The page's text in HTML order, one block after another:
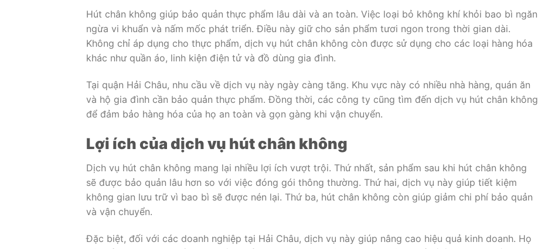
Hút chân không giúp bảo quản thực phẩm lâu dài và an toàn. Việc loại bỏ không khí khỏi bao bì ngăn
ngừa vi khuẩn và nấm mốc phát triển. Điều này giữ cho sản phẩm tươi ngon trong thời gian dài.
Không chỉ áp dụng cho thực phẩm, dịch vụ hút chân không còn được sử dụng cho các loại hàng hóa
khác như quần áo, linh kiện điện tử và đồ dùng gia đình.
Tại quận Hải Châu, nhu cầu về dịch vụ này ngày càng tăng. Khu vực này có nhiều nhà hàng, quán ăn
và hộ gia đình cần bảo quản thực phẩm. Đồng thời, các công ty cũng tìm đến dịch vụ hút chân không
để đảm bảo hàng hóa của họ an toàn và gọn gàng khi vận chuyển.
Lợi ích của dịch vụ hút chân không
Dịch vụ hút chân không mang lại nhiều lợi ích vượt trội. Thứ nhất, sản phẩm sau khi hút chân không
sẽ được bảo quản lâu hơn so với việc đóng gói thông thường. Thứ hai, dịch vụ này giúp tiết kiệm
không gian lưu trữ vì bao bì sẽ được nén lại. Thứ ba, hút chân không còn giúp giảm chi phí bảo quản
và vận chuyển.
Đặc biệt, đối với các doanh nghiệp tại Hải Châu, dịch vụ này giúp nâng cao hiệu quả kinh doanh. Họ